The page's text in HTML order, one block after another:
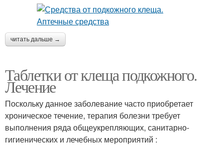
читать дальше →
Таблетки от клеща подкожного.
Лечение
Поскольку данное заболевание часто приобретает
хроническое течение, терапия болезни требует
выполнения ряда общеукрепляющих, санитарно-
гигиенических и лечебных мероприятий :